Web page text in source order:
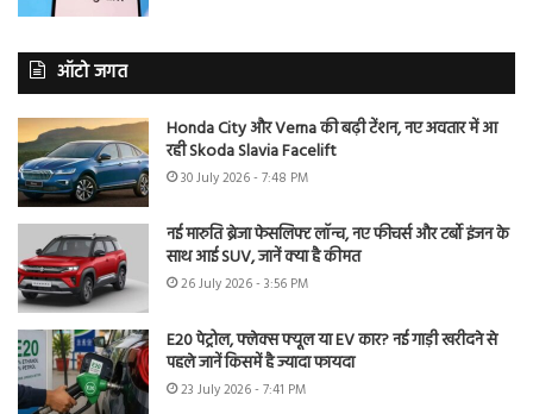
ऑटो जगत
Honda City और Verna की बढ़ी टेंशन, नए अवतार में आ
रही Skoda Slavia Facelift
30 July 2026 - 7:48 PM
नई मारुति ब्रेजा फेसलिफ्ट लॉन्च, नए फीचर्स और टर्बो इंजन के
साथ आई SUV, जानें क्या है कीमत
26 July 2026 - 3:56 PM
E20 पेट्रोल, फ्लेक्स फ्यूल या EV कार? नई गाड़ी खरीदने से
पहले जानें किसमें है ज्यादा फायदा
23 July 2026 - 7:41 PM